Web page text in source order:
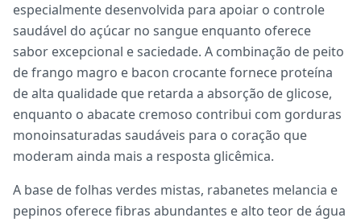
especialmente desenvolvida para apoiar o controle
saudável do açúcar no sangue enquanto oferece
sabor excepcional e saciedade. A combinação de peito
de frango magro e bacon crocante fornece proteína
de alta qualidade que retarda a absorção de glicose,
enquanto o abacate cremoso contribui com gorduras
monoinsaturadas saudáveis para o coração que
moderam ainda mais a resposta glicêmica.
A base de folhas verdes mistas, rabanetes melancia e
pepinos oferece fibras abundantes e alto teor de água